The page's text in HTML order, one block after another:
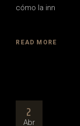
cómo la inn
READ MORE
2
Abr